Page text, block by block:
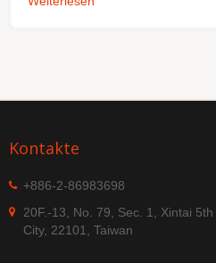
Kontakte
+886-2-86983698
20F.-13, No. 79, Sec. 1, Xintai
City, 22101, Taiwan